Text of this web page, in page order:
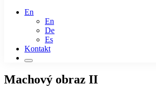
En
En
De
Es
Kontakt
Machový obraz II